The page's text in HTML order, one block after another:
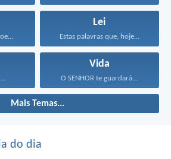
Lei
Estas palavras que, hoje...
Vida
O SENHOR te guardará...
Mais Temas...
do dia